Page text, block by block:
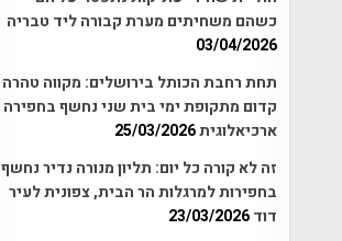
כשהם משחיתים מערת קבורה ליד טבריה
03/04/2026
תחת רחבת הכותל בירושלים: מקווה טהרה
קדום מתקופת ימי בית שני נחשף בחפירה
ארכיאלוגית25/03/2026
זה לא קורה כל יום: תליון מנורה נדיר נחשף
בחפירות למרגלות הר הבית, צפונית לעיר
דוד23/03/2026